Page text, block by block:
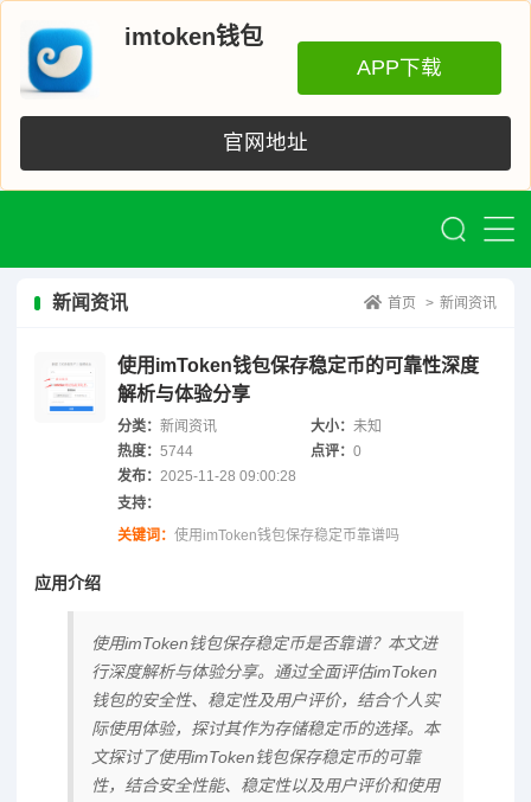
imtoken钱包
APP下载
官网地址
新闻资讯 首页 > 新闻资讯
使用imToken钱包保存稳定币的可靠性深度
解析与体验分享
分类： 新闻资讯 大小：未知
热度： 5744 点评：0
发布： 2025-11-28 09:00:28
支持：
关键词： 使用imToken钱包保存稳定币靠谱吗
应用介绍
使用imToken钱包保存稳定币是否靠谱？本文进
行深度解析与体验分享。通过全面评估imToken
钱包的安全性、稳定性及用户评价，结合个人实
际使用体验，探讨其作为存储稳定币的选择。本
文探讨了使用imToken钱包保存稳定币的可靠
性，结合安全性能、稳定性以及用户评价和使用